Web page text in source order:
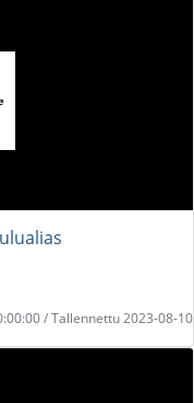
/ Tallennettu 2023-08-10